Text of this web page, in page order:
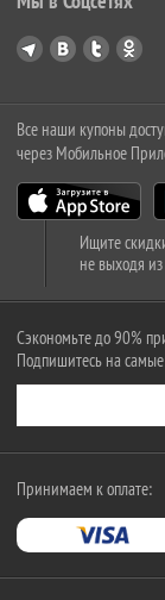
Все наши купоны
через Мобильное
Ищите
не выходя из
Сэкономьте до 90%
Подпишитесь на
Принимаем к оплате: